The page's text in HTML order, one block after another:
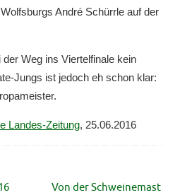
André Schürrle auf der
Weg ins Viertelfinale kein
Jungs ist jedoch eh schon klar:
Landes-Zeitung, 25.06.2016
Von der Schweinemast